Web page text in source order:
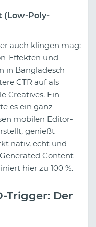
(Low-Poly-
auch klingen mag:
Effekten und
in Bangladesch
CTR auf als
Creatives. Ein
es ein ganz
mobilen Editor-
genießt
nativ, echt und
Content
hier zu 100 %.
Trigger: Der